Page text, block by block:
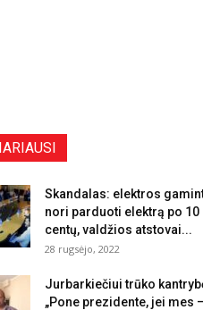
Skandalas: elektros
nori parduoti elektrą po 10
centų, valdžios atstovai...
28 rugsėjo, 2022
Jurbarkiečiui trūko
„Pone prezidente, jei mes –